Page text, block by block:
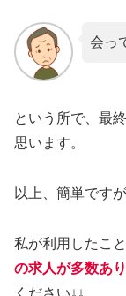
会っ
という所で、最
思います。
以上、簡単です
私が利用したこ
の求人が多数あ
ください↓↓